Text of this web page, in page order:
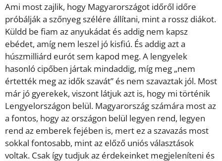
Ami most zajlik, hogy Magyarországot időről időre
próbálják a szőnyeg szélére állítani, mint a rossz diákot.
Küldd be fiam az anyukádat és addig nem kapsz
ebédet, amíg nem leszel jó kisfiú. És addig azt a
húszmilliárd eurót sem kapod meg. A lengyelek
hasonló cipőben jártak mindaddig, míg meg „nem
értették meg az idők szavát” és nem szavaztak jól. Most
már jó gyerekek, viszont látjuk azt is, hogy mi történik
Lengyelországon belül. Magyarország számára most az
a fontos, hogy az országon belül legyen rend, legyen
rend az emberek fejében is, mert ez a szavazás most
sokkal fontosabb, mint az előző uniós választások
voltak. Csak így tudjuk az érdekeinket megjeleníteni és